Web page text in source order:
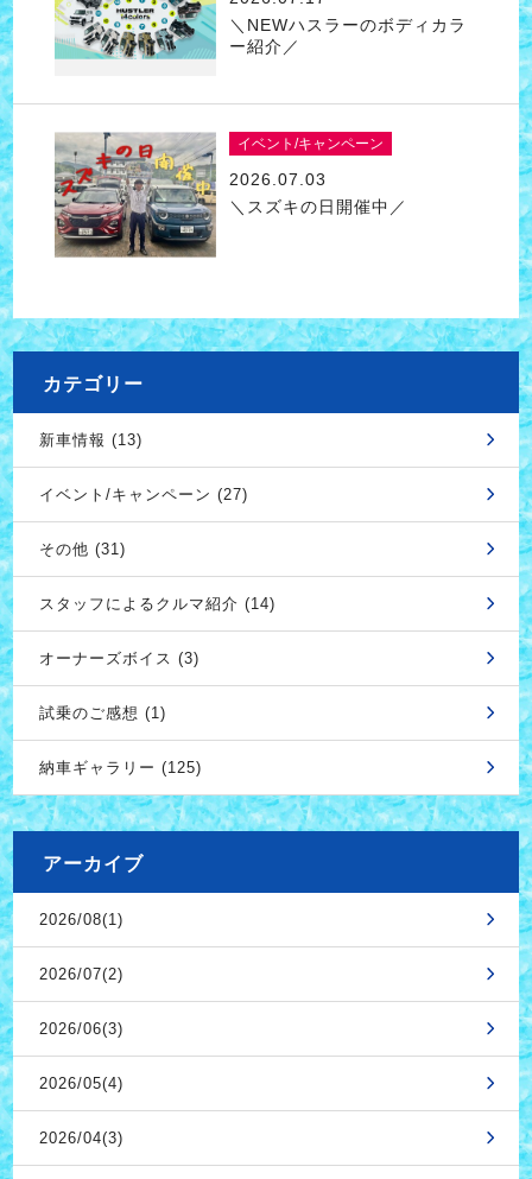
＼NEWハスラーのボディカラ
ー紹介／
イベント/キャンペーン
2026.07.03
＼スズキの日開催中／
カテゴリー
新車情報 (13)
イベント/キャンペーン (27)
その他 (31)
スタッフによるクルマ紹介 (14)
オーナーズボイス (3)
試乗のご感想 (1)
納車ギャラリー (125)
アーカイブ
2026/08(1)
2026/07(2)
2026/06(3)
2026/05(4)
2026/04(3)